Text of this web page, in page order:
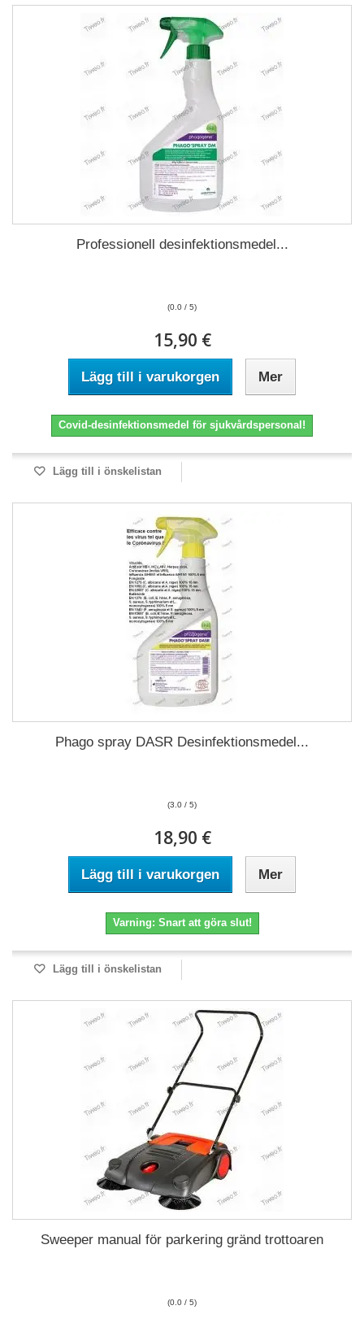
Professionell desinfektionsmedel...
(0.0 / 5)
15,90 €
Lägg till i varukorgen Mer
Covid-desinfektionsmedel för sjukvårdspersonal!
Lägg till i önskelistan
Phago spray DASR Desinfektionsmedel...
(3.0 / 5)
18,90 €
Lägg till i varukorgen Mer
Varning: Snart att göra slut!
Lägg till i önskelistan
Sweeper manual för parkering gränd trottoaren
(0.0 / 5)